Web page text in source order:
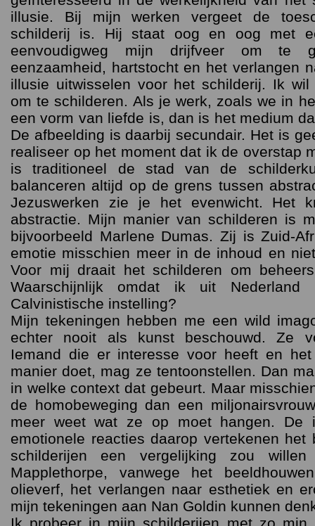
illusie. Bij mijn werken vergeet de
schilderij is. Hij staat oog en oog met
eenvoudigweg mijn drijfveer om te
eenzaamheid, hartstocht en het verlangen
illusie uitwisselen voor het schilderij. Ik
om te schilderen. Als je werk, zoals we in
een vorm van liefde is, dan is het medium
De afbeelding is daarbij secundair. Het is
realiseer op het moment dat ik de overstap
is traditioneel de stad van de
balanceren altijd op de grens tussen
Jezuswerken zie je het evenwicht. Het
abstractie. Mijn manier van schilderen is
bijvoorbeeld Marlene Dumas. Zij is Zuid-
emotie misschien meer in de inhoud en
Voor mij draait het schilderen om
Waarschijnlijk omdat ik uit Nederland
Calvinistische instelling?
Mijn tekeningen hebben me een wild
echter nooit als kunst beschouwd. Ze
Iemand die er interesse voor heeft en
manier doet, mag ze tentoonstellen. Dan
in welke context dat gebeurt. Maar
de homobeweging dan een
meer weet wat ze op moet hangen. De
emotionele reacties daarop vertekenen
schilderijen een vergelijking zou
Mapplethorpe, vanwege het
olieverf, het verlangen naar esthetiek en
mijn tekeningen aan Nan Goldin kunnen